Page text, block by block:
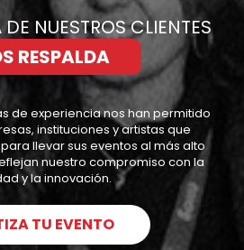
NUESTROS CLIENTES
RESPALDA
de experiencia nos han permitido
instituciones y artistas que
llevar sus eventos al más alto
nuestro compromiso con la
y la innovación.
TU EVENTO